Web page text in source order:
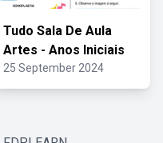
Tudo Sala De Aula
Artes - Anos Iniciais
25 September 2024